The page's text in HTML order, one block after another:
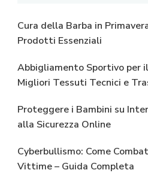
Cura della Barba in
Prodotti Essenziali
Abbigliamento Sportivo per
Migliori Tessuti Tecnici e
Proteggere i Bambini su
alla Sicurezza Online
Cyberbullismo: Come
Vittime – Guida Completa